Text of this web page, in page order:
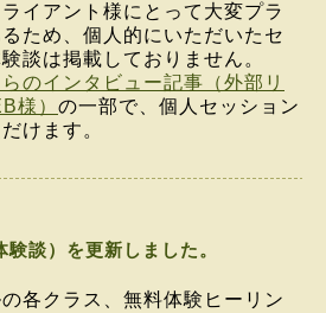
イアント様にとって大変プラ
ため、個人的にいただいたセ
談は掲載しておりません。
のインタビュー記事（外部リ
様） の一部で、個人セッション
けます。
談）を更新しました。
各クラス、無料体験ヒーリン